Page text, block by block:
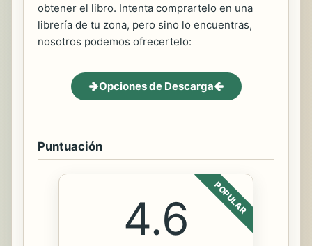
obtener el libro. Intenta comprartelo en una
librería de tu zona, pero sino lo encuentras,
nosotros podemos ofrecertelo:
Opciones de Descarga
Puntuación
POPULAR
4.6